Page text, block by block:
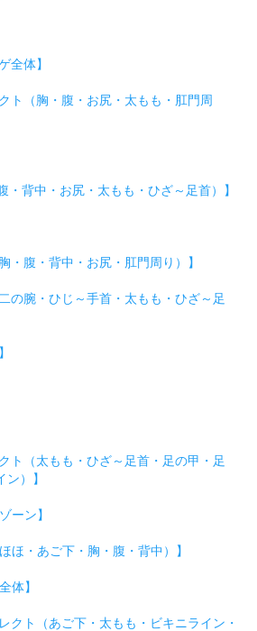
全体】
ト（胸・腹・お尻・太もも・肛門周
・背中・お尻・太もも・ひざ～足首）】
・腹・背中・お尻・肛門周り）】
の腕・ひじ～手首・太もも・ひざ～足
ト（太もも・ひざ～足首・足の甲・足
）】
ーン】
ほ・あご下・胸・腹・背中）】
体】
クト（あご下・太もも・ビキニライン・